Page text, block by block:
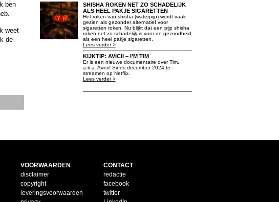
ben
weet
de
SHISHA ROKEN NET ZO SCHADELIJK
ALS HEEL PAKJE SIGARETTEN
Het roken van shisha (waterpijp) wordt vaak
gezien als gezonder alternatief voor
sigaretten roken. Nu blijkt dat een pijp shisha
roken net zo schadelijk is voor de gezondheid
als een heel pakje sigaretten.
Lees verder >
KIJKTIP: AVICII – I’M TIM
Er is een nieuwe documentaire over Tim,
a.k.a. Avicii! Sinds december 2024 te
streamen op Netflix.
Lees verder >
VOORWAARDEN
disclaimer
copyright
leveringsvoorwaarden
CONTACT
redactie
facebook
twitter